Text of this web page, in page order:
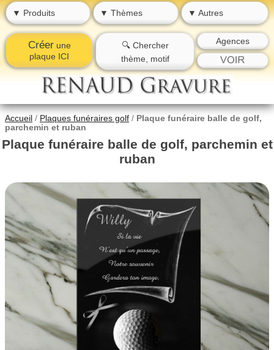
▼ Produits ▼ Thèmes ▼ Autres
Créerune
plaque ICI
🔍 Chercher
thème, motif
Agences
Accueil / Plaques funéraires golf / Plaque funéraire balle de golf,
parchemin et ruban
Plaque funéraire balle de golf, parchemin et
ruban